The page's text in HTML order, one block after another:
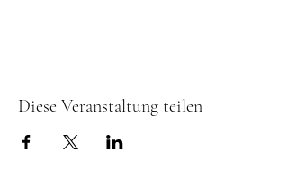
Diese Veranstaltung teilen